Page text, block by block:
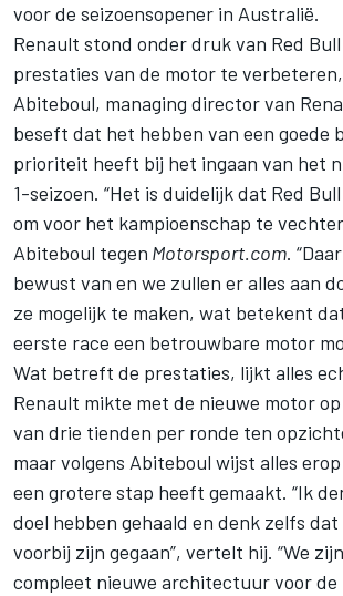
voor de seizoensopener in Australië.
Renault stond onder druk van Red Bull
prestaties van de motor te
Abiteboul, managing director van
beseft dat het hebben van een goede
prioriteit heeft bij het ingaan van het
1-seizoen. “Het is duidelijk dat Red
om voor het kampioenschap te
Abiteboul tegen Motorsport.com.
bewust van en we zullen er alles aan
ze mogelijk te maken, wat betekent
eerste race een betrouwbare motor
Wat betreft de prestaties, lijkt alles
Renault mikte met de nieuwe motor
van drie tienden per ronde ten
maar volgens Abiteboul wijst alles
een grotere stap heeft gemaakt. “Ik
doel hebben gehaald en denk zelfs dat
voorbij zijn gegaan”, vertelt hij. “We
compleet nieuwe architectuur voor de